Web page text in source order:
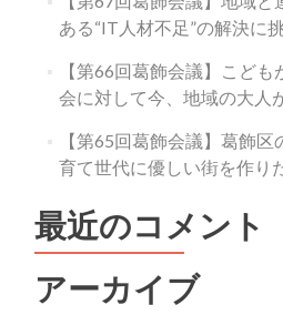
ある“IT人材不足”の解決に
【第66回葛飾会議】こど
会に対して今、地域の大人
【第65回葛飾会議】葛飾
育て世代に優しい街を作り
最近のコメント
アーカイブ